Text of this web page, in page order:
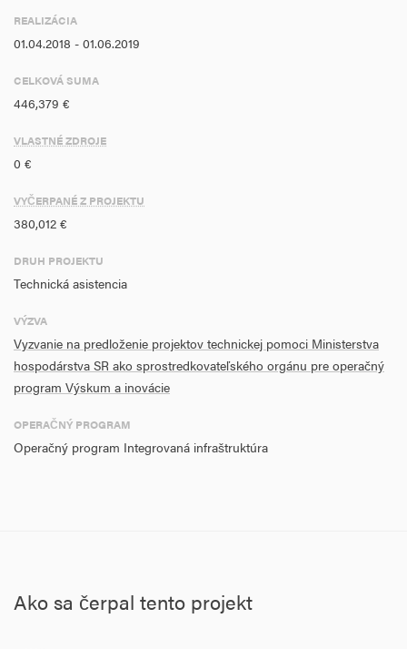
zrealizovať 8 vzdelávacích aktivít, 10 hodnotení/analýz/štúdií, 20
vybavením.
REALIZÁCIA
01.04.2018 - 01.06.2019
CELKOVÁ SUMA
446,379 €
VLASTNÉ ZDROJE
0 €
VYČERPANÉ Z PROJEKTU
380,012 €
DRUH PROJEKTU
Technická asistencia
VÝZVA
Vyzvanie na predloženie projektov technickej pomoci Ministerstva
hospodárstva SR ako sprostredkovateľského orgánu pre operačný
program Výskum a inovácie
OPERAČNÝ PROGRAM
Operačný program Integrovaná infraštruktúra
Ako sa čerpal tento projekt